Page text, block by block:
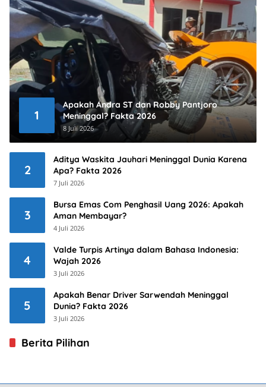
1
Apakah Andra ST dan Robby Pantjoro
Meninggal? Fakta 2026
8 Juli 2026
2
Aditya Waskita Jauhari Meninggal Dunia Karena
Apa? Fakta 2026
7 Juli 2026
3
Bursa Emas Com Penghasil Uang 2026: Apakah
Aman Membayar?
4 Juli 2026
4
Valde Turpis Artinya dalam Bahasa Indonesia:
Wajah 2026
3 Juli 2026
5
Apakah Benar Driver Sarwendah Meninggal
Dunia? Fakta 2026
3 Juli 2026
Berita Pilihan